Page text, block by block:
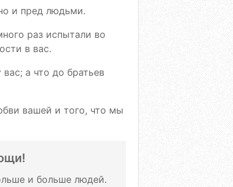
и пред людьми.
раз испытали во
в вас.
а что до братьев
вашей и того, что мы
и больше людей.